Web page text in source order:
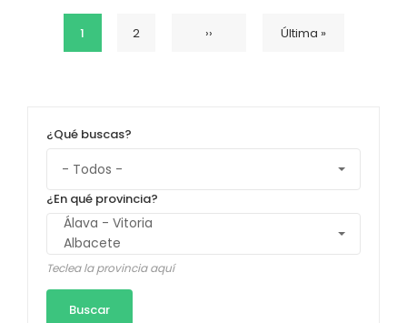
PaginaciónPágina
1 Página
2 Siguiente
›› Última
Última »
¿Qué buscas?
¿En qué provincia?
Teclea la provincia aquí